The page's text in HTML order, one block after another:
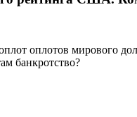
оплотов мирового
банкротство?